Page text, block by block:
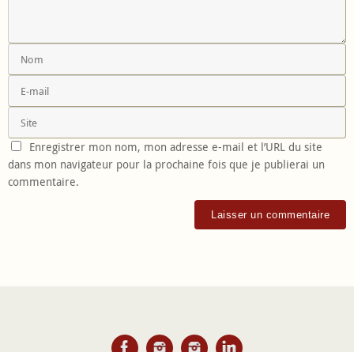
Enregistrer mon nom, mon adresse e-mail et l’URL du site
dans mon navigateur pour la prochaine fois que je publierai un
commentaire.